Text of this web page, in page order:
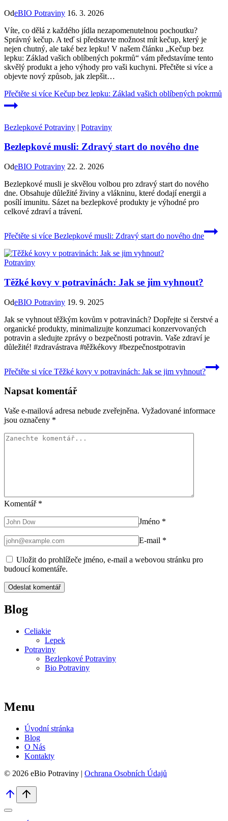
OdeBIO Potraviny 16. 3. 2026
Víte, co dělá z každého jídla nezapomenutelnou pochoutku?
Správný kečup. A teď si představte možnost mít kečup, který je
nejen chutný, ale také bez lepku! V našem článku „Kečup bez
lepku: Základ vašich oblíbených pokrmů“ vám představíme tento
skvělý produkt a jeho výhody pro vaši kuchyni. Přečtěte si více a
objevte nový způsob, jak zlepšit…
Přečtěte si více Kečup bez lepku: Základ vašich oblíbených pokrmů
Bezlepkové Potraviny | Potraviny
Bezlepkové musli: Zdravý start do nového dne
OdeBIO Potraviny 22. 2. 2026
Bezlepkové musli je skvělou volbou pro zdravý start do nového
dne. Obsahuje důležité živiny a vlákninu, které dodají energii a
posílí imunitu. Sázet na bezlepkové produkty je výhodné pro
celkové zdraví a trávení.
Přečtěte si více Bezlepkové musli: Zdravý start do nového dne
Potraviny
Těžké kovy v potravinách: Jak se jim vyhnout?
OdeBIO Potraviny 19. 9. 2025
Jak se vyhnout těžkým kovům v potravinách? Dopřejte si čerstvé a
organické produkty, minimalizujte konzumaci konzervovaných
potravin a sledujte zprávy o bezpečnosti potravin. Vaše zdraví je
důležité! #zdravástrava #těžkékovy #bezpečnostpotravin
Přečtěte si více Těžké kovy v potravinách: Jak se jim vyhnout?
Napsat komentář
Vaše e-mailová adresa nebude zveřejněna. Vyžadované informace
jsou označeny *
Komentář *
Jméno *
E-mail *
Uložit do prohlížeče jméno, e-mail a webovou stránku pro
budoucí komentáře.
Blog
Celiakie
Lepek
Potraviny
Bezlepkové Potraviny
Bio Potraviny
Menu
Úvodní stránka
Blog
O Nás
Kontakty
© 2026 eBio Potraviny | Ochrana Osobních Údajů